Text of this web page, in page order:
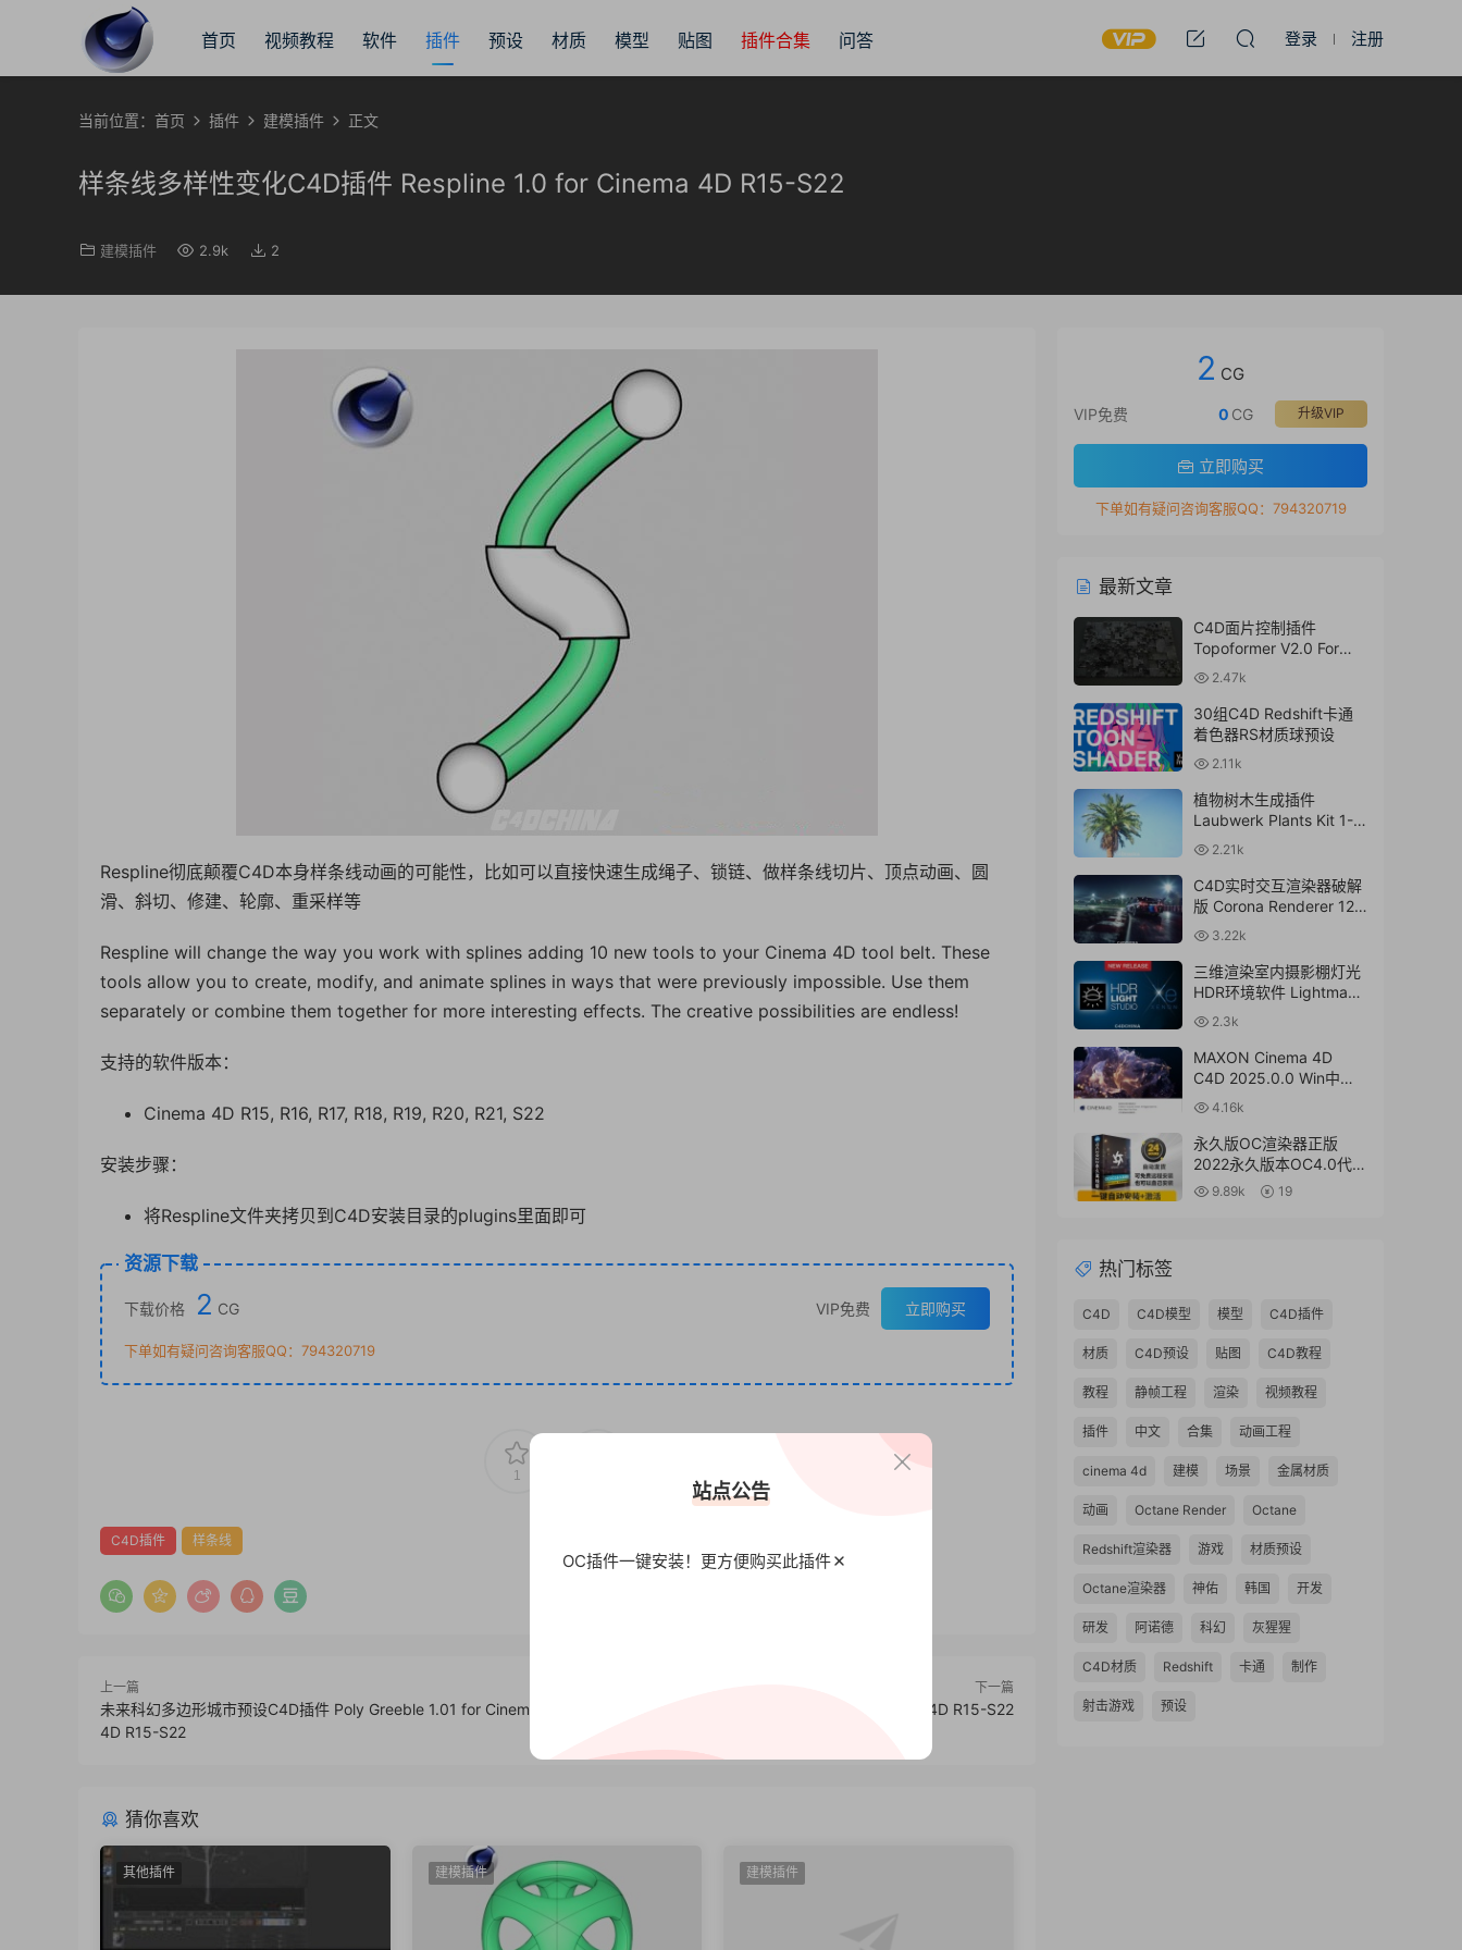
首页 视频教程 软件 插件 预设 材质 模型 贴图 插件合集 问答 登录 注册
当前位置： 首页 插件 建模插件 正文
样条线多样性变化C4D插件 Respline 1.0 for Cinema 4D R15-S22
建模插件 2.9k 2
Respline彻底颠覆C4D本身样条线动画的可能性，比如可以直接快速生成绳子、锁链、做样条线切片、顶点动画、圆
滑、斜切、修建、轮廓、重采样等
Respline will change the way you work with splines adding 10 new tools to your Cinema 4D tool belt. These
tools allow you to create, modify, and animate splines in ways that were previously impossible. Use them
separately or combine them together for more interesting effects. The creative possibilities are endless!
支持的软件版本：
Cinema 4D R15, R16, R17, R18, R19, R20, R21, S22
安装步骤：
将Respline文件夹拷贝到C4D安装目录的plugins里面即可
资源下载
下载价格 2 CG VIP免费 立即购买
下单如有疑问咨询客服QQ：794320719
1
C4D插件 样条线
上一篇
未来科幻多边形城市预设C4D插件 Poly Greeble 1.01 for Cinema
4D R15-S22
下一篇
几何物体对称复制C4D插件 Symex 1.0 for Cinema 4D R15-S22
猜你喜欢
其他插件 建模插件 建模插件
2 CG
VIP免费 升级VIP
0 CG
立即购买
下单如有疑问咨询客服QQ：794320719
最新文章
C4D面片控制插件
Topoformer V2.0 For
Cinema 4D R23 – 2024
Win/Mac
2.47k
30组C4D Redshift卡通
着色器RS材质球预设
2.11k
植物树木生成插件
Laubwerk Plants Kit 1-7
v1.0.50 For
C4D/MAX/Maya/Sketch
Up Win/Mac
2.21k
C4D实时交互渲染器破解
版 Corona Renderer 12.1
for Cinema 4D R17-
2024+离线材质预设库
3.22k
三维渲染室内摄影棚灯光
HDR环境软件 Lightmap
HDR Light Studio Xenon
V8.2.2.2024.0701 Win破
解版 + 接口插件
2.3k
MAXON Cinema 4D
C4D 2025.0.0 Win中文
版/英文版/破解版
4.16k
永久版OC渲染器正版
2022永久版本OC4.0代购
订阅注册C4D插件汉化双
9.89k 19
热门标签
C4D C4D模型 模型 C4D插件
材质 C4D预设 贴图 C4D教程
教程 静帧工程 渲染 视频教程
插件 中文 合集 动画工程
cinema 4d 建模 场景 金属材质
动画 Octane Render Octane
Redshift渲染器 游戏 材质预设
Octane渲染器 神佑 韩国 开发
研发 阿诺德 科幻 灰猩猩
C4D材质 Redshift 卡通 制作
射击游戏 预设
站点公告
OC插件一键安装！更方便购买此插件